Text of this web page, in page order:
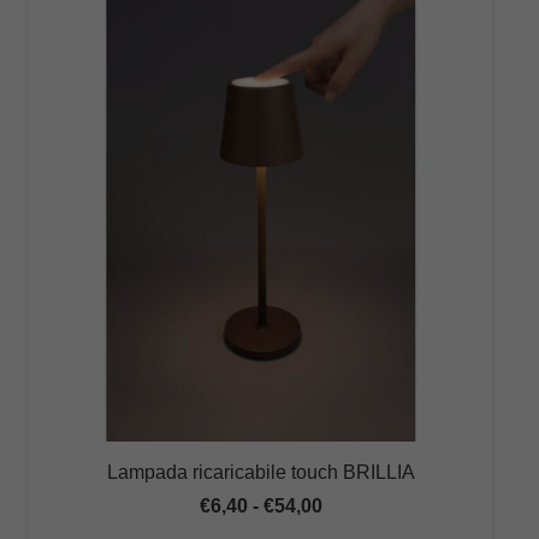
Lampada ricaricabile touch BRILLIA
€6,40 - €54,00Fascia